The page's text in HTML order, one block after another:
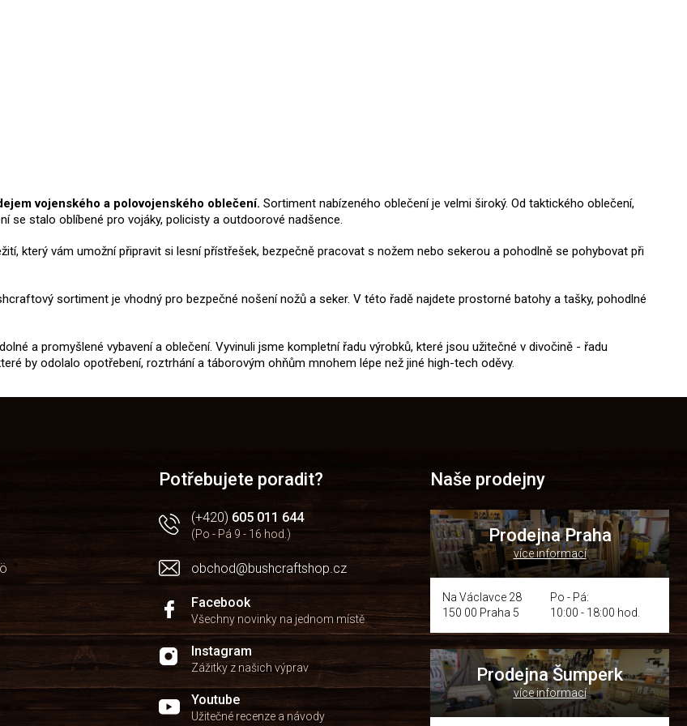
vojenského a polovojenského oblečení. Sortiment nabízeného oblečení je velmi široký. Od taktického oblečení,
se stalo oblíbené pro vojáky, policisty a outdoorové nadšence.
který vám umožní připravit si lesní přístřešek, bezpečně pracovat s nožem nebo sekerou a pohodlně se pohybovat při
sortiment je vhodný pro bezpečné nošení nožů a seker. V této řadě najdete prostorné batohy a tašky, pohodlné
a promyšlené vybavení a oblečení. Vyvinuli jsme kompletní řadu výrobků, které jsou užitečné v divočině - řadu
by odolalo opotřebení, roztrhání a táborovým ohňům mnohem lépe než jiné high-tech oděvy.
Potřebujete poradit?
(+420) 605 011 644
(Po - Pá 9 - 16 hod.)
obchod@bushcraftshop.cz
Facebook
Všechny novinky na jednom místě
Instagram
Zážitky z našich výprav
Youtube
Užitečné recenze a návody
Naše prodejny
Prodejna Praha
více informací
Na Václavce 28
150 00 Praha 5
Po - Pá:
10:00 - 18:00 hod.
Prodejna Šumperk
více informací